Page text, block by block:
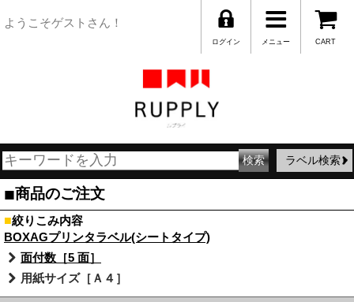
ようこそゲストさん！
CART
メニュー
ログイン
ラベル検索
■商品のご注文
■絞りこみ内容
BOXAGプリンタラベル(シートタイプ)
面付数［5 面］
用紙サイズ［Ａ４］